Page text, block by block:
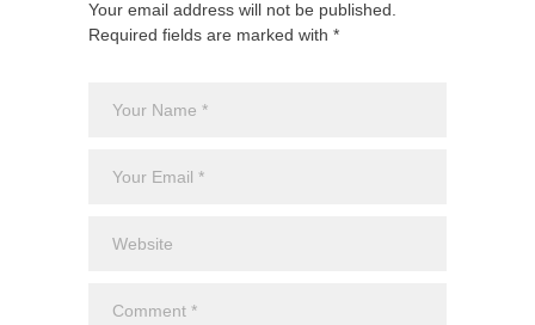
Your email address will not be published.
Required fields are marked with *